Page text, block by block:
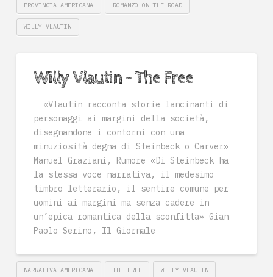
PROVINCIA AMERICANA ROMANZO ON THE ROAD
WILLY VLAUTIN
Willy Vlautin – The Free
«Vlautin racconta storie lancinanti di
personaggi ai margini della società,
disegnandone i contorni con una
minuziosità degna di Steinbeck o Carver»
Manuel Graziani, Rumore «Di Steinbeck ha
la stessa voce narrativa, il medesimo
timbro letterario, il sentire comune per
uomini ai margini ma senza cadere in
un’epica romantica della sconfitta» Gian
Paolo Serino, Il Giornale
NARRATIVA AMERICANA THE FREE WILLY VLAUTIN